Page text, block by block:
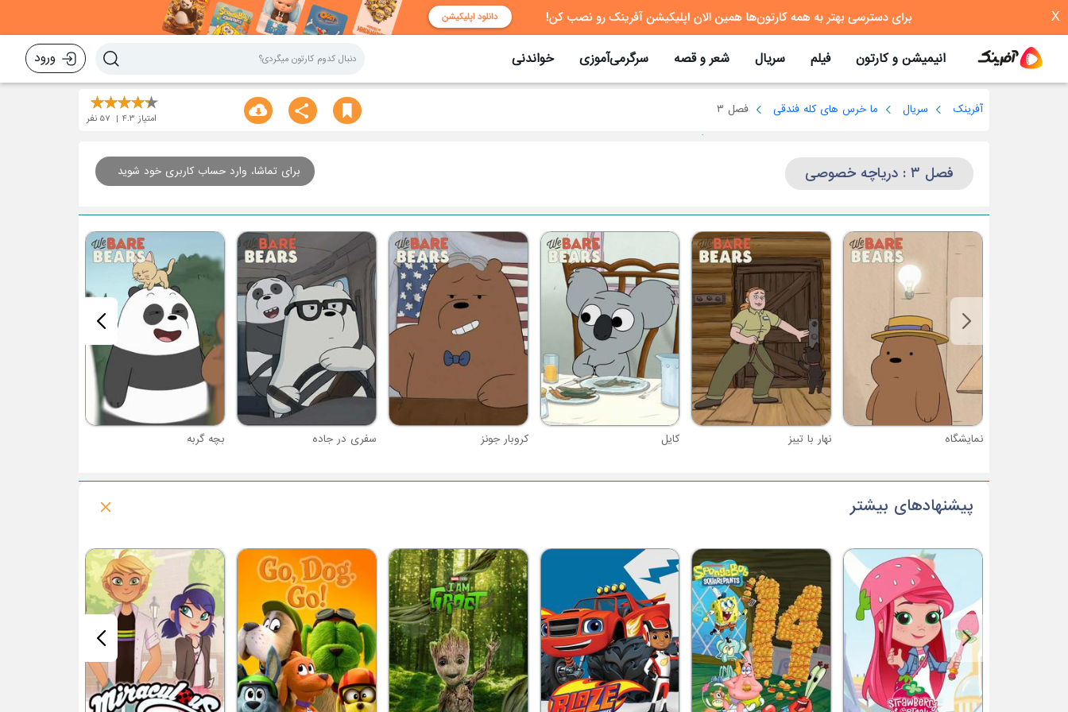
X
انیمیشن و کارتون فیلم سریال شعر و قصه سرگرمی‌آموزی خواندنی ورود
آفرینک سریال ما خرس های کله فندقی فصل ۳
امتیاز 4.3
57 نفر
فصل ۳ : دریاچه خصوصی برای تماشا، وارد حساب کاربری خود شوید
نمایشگاه نهار با تیبز کایل کروبار جونز سفری در جاده بچه گربه
پیشنهادهای بیشتر